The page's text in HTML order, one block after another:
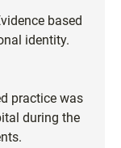
based
identity.
practice was
during the